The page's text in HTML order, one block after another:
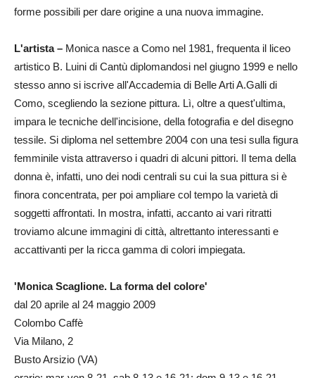
forme possibili per dare origine a una nuova immagine.
L'artista – Monica nasce a Como nel 1981, frequenta il liceo
artistico B. Luini di Cantù diplomandosi nel giugno 1999 e nello
stesso anno si iscrive all'Accademia di Belle Arti A.Galli di
Como, scegliendo la sezione pittura. Lì, oltre a quest'ultima,
impara le tecniche dell'incisione, della fotografia e del disegno
tessile. Si diploma nel settembre 2004 con una tesi sulla figura
femminile vista attraverso i quadri di alcuni pittori. Il tema della
donna è, infatti, uno dei nodi centrali su cui la sua pittura si è
finora concentrata, per poi ampliare col tempo la varietà di
soggetti affrontati. In mostra, infatti, accanto ai vari ritratti
troviamo alcune immagini di città, altrettanto interessanti e
accattivanti per la ricca gamma di colori impiegata.
'Monica Scaglione. La forma del colore'
dal 20 aprile al 24 maggio 2009
Colombo Caffè
Via Milano, 2
Busto Arsizio (VA)